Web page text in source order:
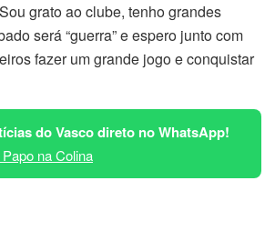
grato ao clube, tenho grandes
será “guerra” e espero junto com
fazer um grande jogo e conquistar
do Vasco direto no WhatsApp!
na Colina